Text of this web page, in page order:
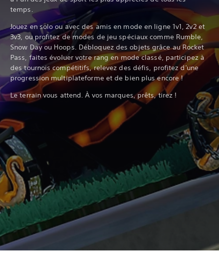
temps.
Jouez en solo ou avec des amis en mode en ligne 1v1, 2v2 et
3v3, ou profitez de modes de jeu spéciaux comme Rumble,
Snow Day ou Hoops. Débloquez des objets grâce au Rocket
Pass, faites évoluer votre rang en mode classé, participez à
des tournois compétitifs, relevez des défis, profitez d'une
progression multiplateforme et de bien plus encore !‎
Le terrain vous attend. À vos marques, prêts, tirez !